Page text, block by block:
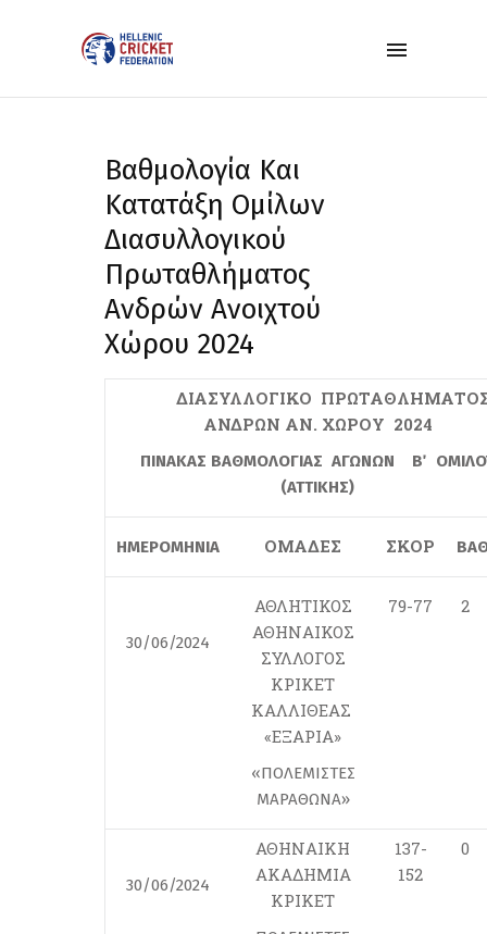
Βαθμολογία Και
Kατατάξη Ομίλων
Διασυλλογικού
Πρωταθλήματος
Ανδρών Ανοιχτού
Χώρου 2024
ΔΙΑΣΥΛΛΟΓΙΚΟ
ΑΝΔΡΩΝ ΑΝ. ΧΩΡΟΥ 2024
ΠΙΝΑΚΑΣ ΒΑΘΜΟΛΟΓΙΑΣ ΑΓΩΝΩΝ Β΄
(ΑΤΤΙΚΗΣ)
ΗΜΕΡΟΜΗΝΙΑ ΟΜΑΔΕΣ ΣΚΟΡ
30/06/2024
ΑΘΛΗΤΙΚΟΣ
ΑΘΗΝΑΙΚΟΣ
ΣΥΛΛΟΓΟΣ
ΚΡΙΚΕΤ
ΚΑΛΛΙΘΕΑΣ
«ΕΞΑΡΙΑ»
«ΠΟΛΕΜΙΣΤΕΣ
ΜΑΡΑΘΩΝΑ»
79-77 2
30/06/2024
ΑΘΗΝΑΙΚΗ
ΑΚΑΔΗΜΙΑ
ΚΡΙΚΕΤ
137-
152
0